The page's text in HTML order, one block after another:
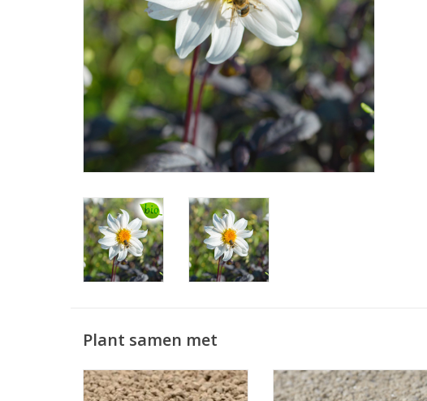
Plant samen met
ECO bloei (NPK 4-4-14 + 2 MgO) ECO groei ( NPK 8-3-8 + 2 MgO)